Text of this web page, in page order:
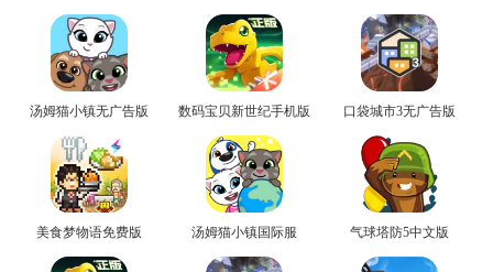
汤姆猫小镇无广告版 数码宝贝新世纪手机版 口袋城市3无广告版
美食梦物语免费版 汤姆猫小镇国际服 气球塔防5中文版